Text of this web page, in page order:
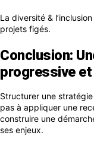
La diversité &
projets figés.
Conclusion:
progressive
Structurer une
pas à appliquer une
construire une
ses enjeux.